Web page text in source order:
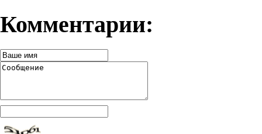
Комментарии: